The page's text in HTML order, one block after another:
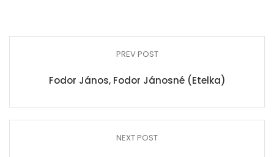
PREV POST
Fodor János, Fodor Jánosné (Etelka)
NEXT POST